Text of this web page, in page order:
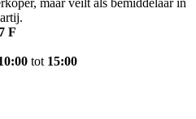
F
tot 15:00